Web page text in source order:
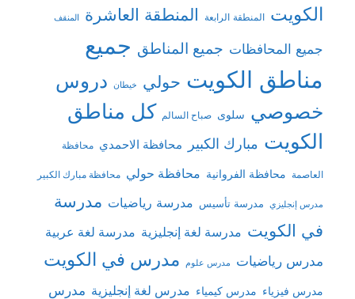
الكويت المنطقة الرابعة المنطقة العاشرة المنقف
جميع المحافظات جميع المناطق جميع
مناطق الكويت حولي خيطان دروس
خصوصي سلوى صباح السالم كل مناطق
الكويت مبارك الكبير محافظة الاحمدي محافظة
العاصمة محافظة الفروانية محافظة حولي محافظة مبارك الكبير
مدرس إنجليزي مدرسة تأسيس مدرسة رياضيات مدرسة
في الكويت مدرسة لغة إنجليزية مدرسة لغة عربية
مدرس رياضيات مدرس علوم مدرس في الكويت
مدرس فيزياء مدرس كيمياء مدرس لغة إنجليزية مدرس